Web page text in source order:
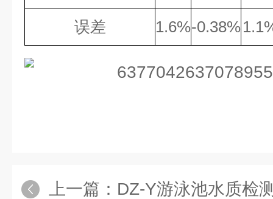
误差
1.6%-0.38%
上一篇： DZ-Y游泳池水质检